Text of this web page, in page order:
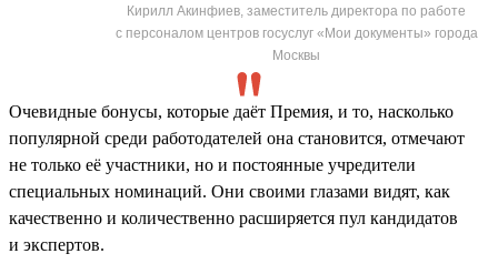
Кирилл Акинфиев, заместитель директора по работе
с персоналом центров госуслуг «Мои документы» города
Москвы
Очевидные бонусы, которые даёт Премия, и то, насколько
популярной среди работодателей она становится, отмечают
не только её участники, но и постоянные учредители
специальных номинаций. Они своими глазами видят, как
качественно и количественно расширяется пул кандидатов
и экспертов.